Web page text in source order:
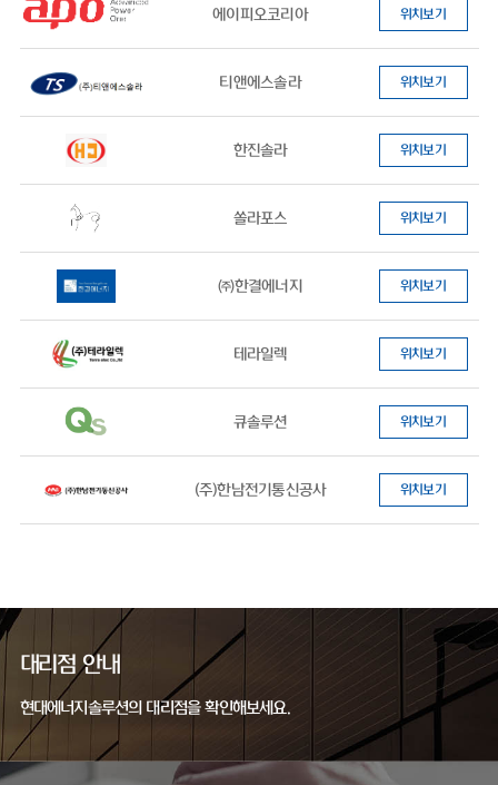
에이피오코리아 위치보기
티앤에스솔라 위치보기
한진솔라 위치보기
쏠라포스 위치보기
㈜한결에너지 위치보기
테라일렉 위치보기
큐솔루션 위치보기
(주)한남전기통신공사 위치보기
대리점 안내
현대에너지솔루션의 대리점을 확인해보세요.